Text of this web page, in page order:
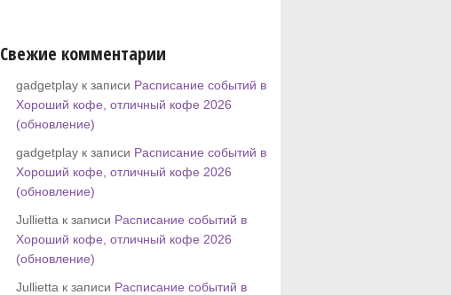
Свежие комментарии
gadgetplay к записи Расписание событий в
Хороший кофе, отличный кофе 2026
(обновление)
gadgetplay к записи Расписание событий в
Хороший кофе, отличный кофе 2026
(обновление)
Jullietta к записи Расписание событий в
Хороший кофе, отличный кофе 2026
(обновление)
Jullietta к записи Расписание событий в